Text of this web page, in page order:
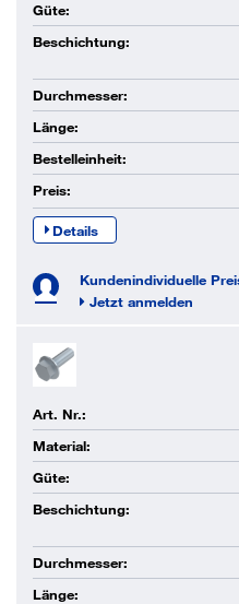
Güte:
Beschichtung:
Durchmesser:
Länge:
Bestelleinheit:
Preis:
Details
Kundenindividuelle
Jetzt anmelden
Art. Nr.:
Material:
Güte:
Beschichtung:
Durchmesser:
Länge: